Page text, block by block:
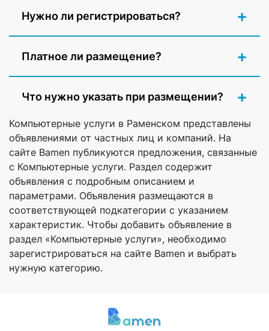
Нужно ли регистрироваться?
Платное ли размещение?
Что нужно указать при размещении?
Компьютерные услуги в Раменском представлены
объявлениями от частных лиц и компаний. На
сайте Bamen публикуются предложения, связанные
с Компьютерные услуги. Раздел содержит
объявления с подробным описанием и
параметрами. Объявления размещаются в
соответствующей подкатегории с указанием
характеристик. Чтобы добавить объявление в
раздел «Компьютерные услуги», необходимо
зарегистрироваться на сайте Bamen и выбрать
нужную категорию.